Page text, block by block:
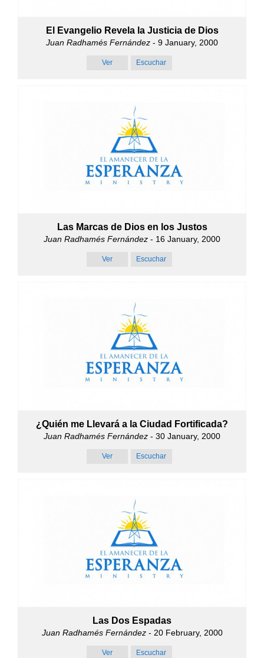
El Evangelio Revela la Justicia de Dios
Juan Radhamés Fernández - 9 January, 2000
Ver Escuchar
Las Marcas de Dios en los Justos
Juan Radhamés Fernández - 16 January, 2000
Ver Escuchar
¿Quién me Llevará a la Ciudad Fortificada?
Juan Radhamés Fernández - 30 January, 2000
Ver Escuchar
Las Dos Espadas
Juan Radhamés Fernández- 20 February, 2000
Ver Escuchar